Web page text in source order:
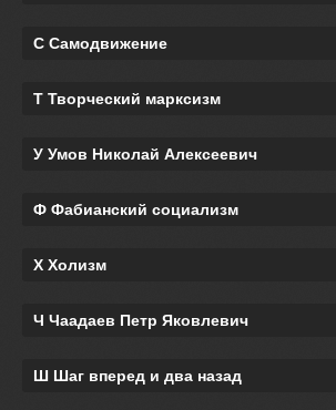
С Самодвижение
Т Творческий марксизм
У Умов Николай Алексеевич
Ф Фабианский социализм
Х Холизм
Ч Чаадаев Петр Яковлевич
Ш Шаг вперед и два назад